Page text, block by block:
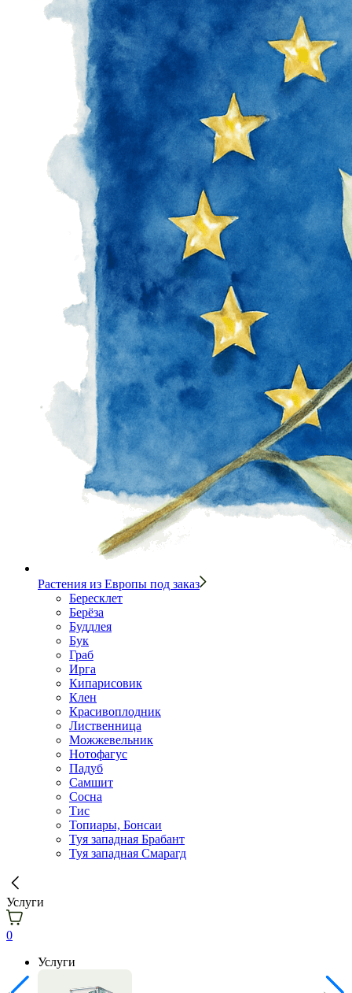
Растения из Европы под заказ
Бересклет
Берёза
Буддлея
Бук
Граб
Ирга
Кипарисовик
Клен
Красивоплодник
Лиственница
Можжевельник
Нотофагус
Падуб
Самшит
Сосна
Тис
Топиары, Бонсаи
Туя западная Брабант
Туя западная Смарагд
Услуги
0
Услуги